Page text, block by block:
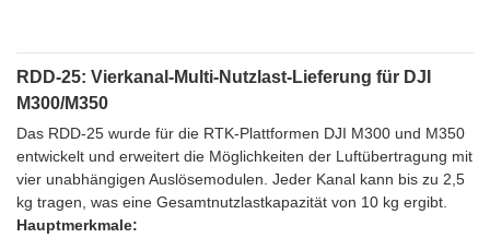
RDD-25: Vierkanal-Multi-Nutzlast-Lieferung für DJI
M300/M350
Das RDD-25 wurde für die RTK-Plattformen DJI M300 und M350
entwickelt und erweitert die Möglichkeiten der Luftübertragung mit
vier unabhängigen Auslösemodulen. Jeder Kanal kann bis zu 2,5
kg tragen, was eine Gesamtnutzlastkapazität von 10 kg ergibt.
Hauptmerkmale: